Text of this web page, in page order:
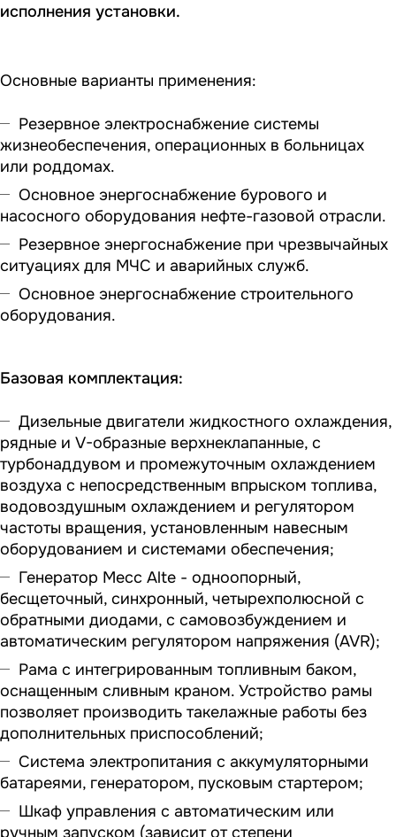
исполнения установки.
Основные варианты применения:
Резервное электроснабжение системы
жизнеобеспечения, операционных в больницах
или роддомах.
Основное энергоснабжение бурового и
насосного оборудования нефте-газовой отрасли.
Резервное энергоснабжение при чрезвычайных
ситуациях для МЧС и аварийных служб.
Основное энергоснабжение строительного
оборудования.
Базовая комплектация:
Дизельные двигатели жидкостного охлаждения,
рядные и V-образные верхнеклапанные, с
турбонаддувом и промежуточным охлаждением
воздуха с непосредственным впрыском топлива,
водовоздушным охлаждением и регулятором
частоты вращения, установленным навесным
оборудованием и системами обеспечения;
Генератор Mecc Alte - одноопорный,
беcщеточный, синхронный, четырехполюсной с
обратными диодами, с самовозбуждением и
автоматическим регулятором напряжения (AVR);
Рама с интегрированным топливным баком,
оснащенным сливным краном. Устройство рамы
позволяет производить такелажные работы без
дополнительных приспособлений;
Система электропитания с аккумуляторными
батареями, генератором, пусковым стартером;
Шкаф управления с автоматическим или
ручным запуском (зависит от степени